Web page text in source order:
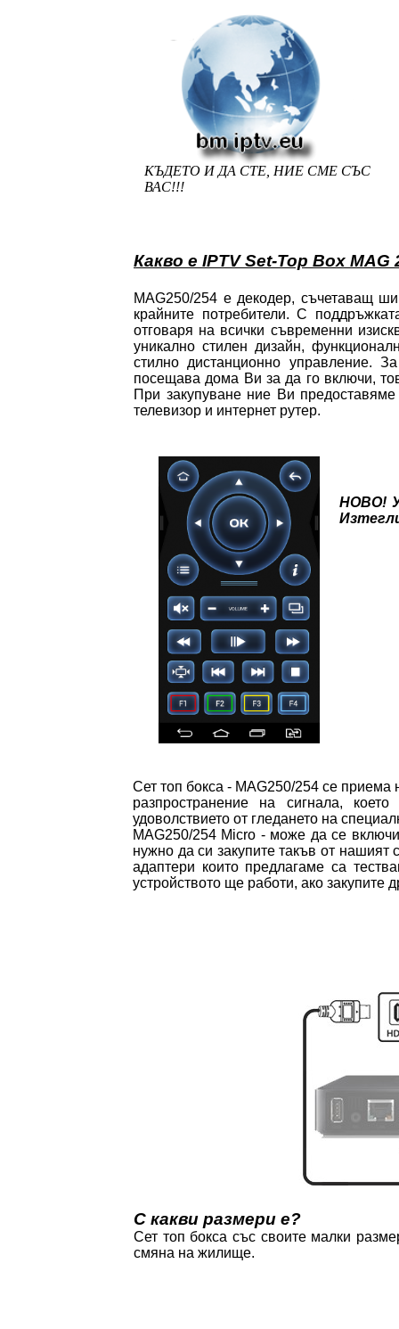
Какво е IPTV Set-Top Box MAG
MAG250/254 е декодер, съчетаващ
крайните потребители. С
отговаря на всички съвременни
уникално стилен дизайн,
стилно дистанционно управление.
посещава дома Ви за да го включи,
При закупуване ние Ви
телевизор и интернет рутер.
КЪДЕТО И ДА СТЕ, НИЕ СМЕ СЪС
ВАС!!!
НОВО!
Сет топ бокса - MAG250/254 се приема
разпространение на сигнала,
удоволствието от гледането на
MAG250/254 Micro - може да се
нужно да си закупите такъв от
адаптери които предлагаме са
устройството ще работи, ако закупите
С какви размери е?
Сет топ бокса със своите малки
смяна на жилище.